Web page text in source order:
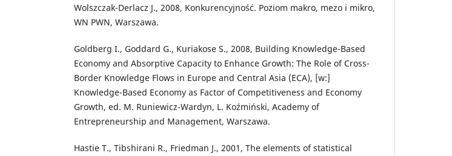
Wolszczak-Derlacz J., 2008, Konkurencyjność. Poziom makro, mezo i mikro,
WN PWN, Warszawa.
Goldberg I., Goddard G., Kuriakose S., 2008, Building Knowledge-Based
Economy and Absorptive Capacity to Enhance Growth: The Role of Cross-
Border Knowledge Flows in Europe and Central Asia (ECA), [w:]
Knowledge-Based Economy as Factor of Competitiveness and Economy
Growth, ed. M. Runiewicz-Wardyn, L. Koźmiński, Academy of
Entrepreneurship and Management, Warszawa.
Hastie T., Tibshirani R., Friedman J., 2001, The elements of statistical